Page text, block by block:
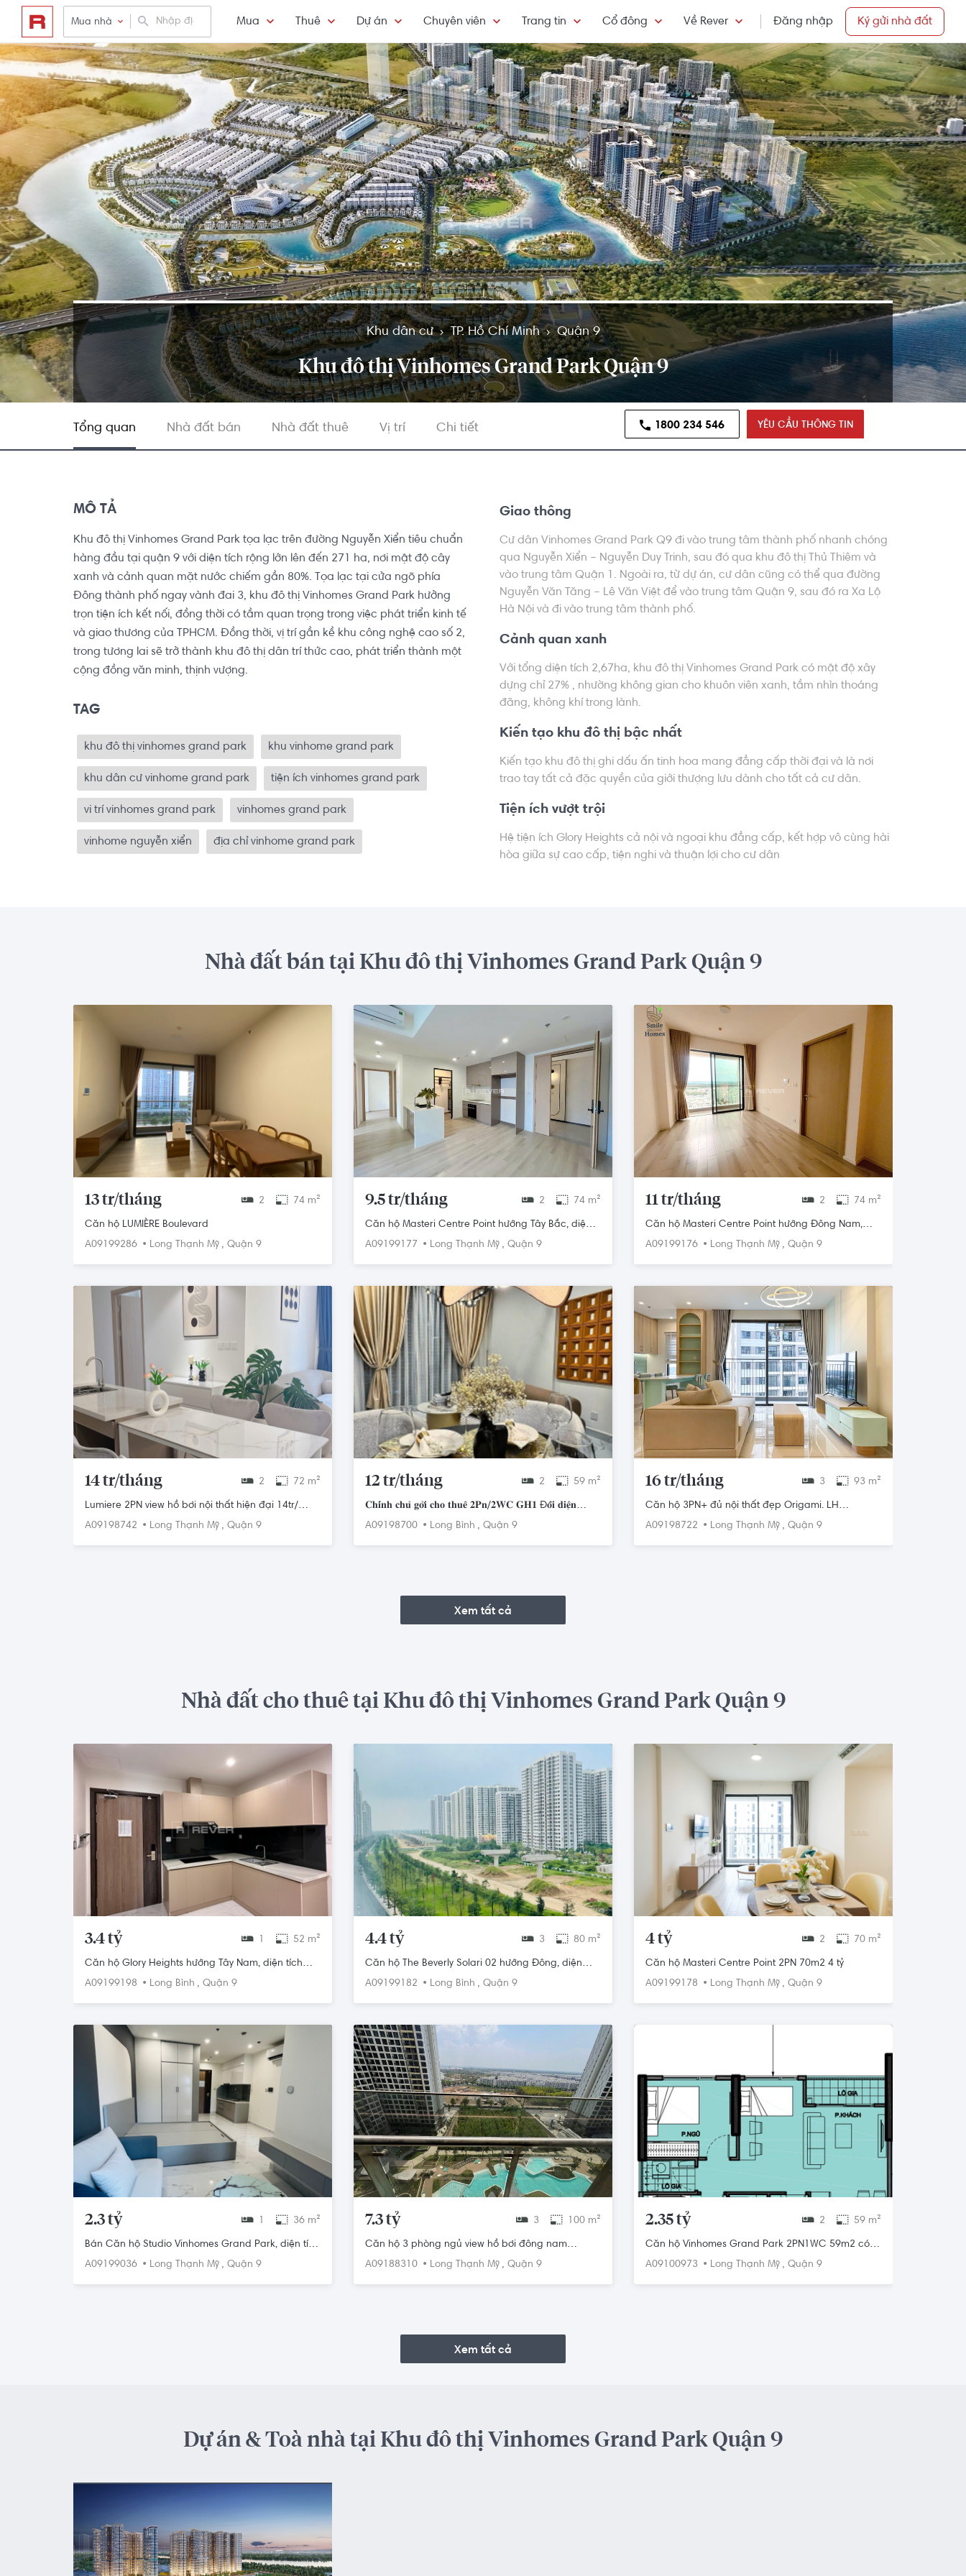
Mua nhà Mua Thuê Dự án Chuyên viên Trang tin Cổ đông Về Rever Đăng nhập Ký gửi nhà đất
Khu dân cư TP. Hồ Chí Minh Quận 9
Khu đô thị Vinhomes Grand Park Quận 9
Tổng quan Nhà đất bán Nhà đất thuê Vị trí Chi tiết YÊU CẦU THÔNG TIN
1800 234 546
MÔ TẢ
Khu đô thị Vinhomes Grand Park tọa lạc trên đường Nguyễn Xiển tiêu chuẩn
hàng đầu tại quận 9 với diện tích rộng lớn lên đến 271 ha, nơi mật độ cây
xanh và cảnh quan mặt nước chiếm gần 80%. Tọa lạc tại cửa ngõ phía
Đông thành phố ngay vành đai 3, khu đô thị Vinhomes Grand Park hưởng
trọn tiện ích kết nối, đồng thời có tầm quan trọng trong việc phát triển kinh tế
và giao thương của TPHCM. Đồng thời, vị trí gần kề khu công nghệ cao số 2,
trong tương lai sẽ trở thành khu đô thị dân trí thức cao, phát triển thành một
cộng đồng văn minh, thịnh vượng.
TAG
khu đô thị vinhomes grand park khu vinhome grand park
khu dân cư vinhome grand park tiện ích vinhomes grand park
vi trí vinhomes grand park vinhomes grand park
vinhome nguyễn xiển địa chỉ vinhome grand park
Giao thông
Cư dân Vinhomes Grand Park Q9 đi vào trung tâm thành phố nhanh chóng
qua Nguyễn Xiển – Nguyễn Duy Trinh, sau đó qua khu đô thị Thủ Thiêm và
vào trung tâm Quận 1. Ngoài ra, từ dự án, cư dân cũng có thể qua đường
Nguyễn Văn Tăng – Lê Văn Việt để vào trung tâm Quận 9, sau đó ra Xa Lộ
Hà Nội và đi vào trung tâm thành phố.
Cảnh quan xanh
Với tổng diện tích 2,67ha, khu đô thị Vinhomes Grand Park có mật độ xây
dựng chỉ 27% , nhường không gian cho khuôn viên xanh, tầm nhìn thoáng
đãng, không khí trong lành.
Kiến tạo khu đô thị bậc nhất
Kiến tạo khu đô thị ghi dấu ấn tinh hoa mang đẳng cấp thời đại và là nơi
trao tay tất cả đặc quyền của giới thượng lưu dành cho tất cả cư dân.
Tiện ích vượt trội
Hệ tiện ích Glory Heights cả nội và ngoại khu đẳng cấp, kết hợp vô cùng hài
hòa giữa sự cao cấp, tiện nghi và thuận lợi cho cư dân
Nhà đất bán tại Khu đô thị Vinhomes Grand Park Quận 9
Căn hộ LUMIÈRE Boulevard
A09199286 • Long Thạnh Mỹ , Quận 9
2 74 m²
13 tr/tháng
Căn hộ Masteri Centre Point hướng Tây Bắc, diện
tích 74m²
A09199177 • Long Thạnh Mỹ , Quận 9
2 74 m²
9.5 tr/tháng
Căn hộ Masteri Centre Point hướng Đông Nam,
diện tích 74m²
A09199176 • Long Thạnh Mỹ , Quận 9
2 74 m²
11 tr/tháng
Lumiere 2PN view hồ bơi nội thất hiện đại 14tr/
tháng. ☎️ 0768892255 Hoàng Hằng (Zalo/Hotline)
A09198742 • Long Thạnh Mỹ , Quận 9
2 72 m²
14 tr/tháng
𝐂𝐡𝐢́𝐧𝐡 𝐜𝐡𝐮̉ 𝐠𝐨̛̉𝐢 𝐜𝐡𝐨 𝐭𝐡𝐮𝐞̂ 𝟐𝐏𝐧/𝟐𝐖𝐂 𝐆𝐇𝟏 Đ𝐨̂́𝐢 𝐝𝐢𝐞̣̂𝐧
𝐕𝐢𝐧𝐜𝐨𝐦. LH 0768892255
A09198700 • Long Bình , Quận 9
2 59 m²
12 tr/tháng
Căn hộ 3PN+ đủ nội thất đẹp Origami. LH
0768892255
A09198722 • Long Thạnh Mỹ , Quận 9
3 93 m²
16 tr/tháng
Xem tất cả
Nhà đất cho thuê tại Khu đô thị Vinhomes Grand Park Quận 9
Căn hộ Glory Heights hướng Tây Nam, diện tích
52m²
A09199198 • Long Bình , Quận 9
1 52 m²
3.4 tỷ
Căn hộ The Beverly Solari 02 hướng Đông, diện
tích 80 m²
A09199182 • Long Bình , Quận 9
3 80 m²
4.4 tỷ
Căn hộ Masteri Centre Point 2PN 70m2 4 tỷ
A09199178
• Long Thạnh Mỹ , Quận 9
2 70 m²
4 tỷ
Bán Căn hộ Studio Vinhomes Grand Park, diện tích
36 m², view hồ bơi công viên đẹp
A09199036 • Long Thạnh Mỹ , Quận 9
1 36 m²
2.3 tỷ
Căn hộ 3 phòng ngủ view hồ bơi đông nam
Masteri Centre Point. Gọi ngay 0768892255
A09188310 • Long Thạnh Mỹ , Quận 9
3 100 m²
7.3 tỷ
Căn hộ Vinhomes Grand Park 2PN1WC 59m2 có
sổ hồng. Gọi ngay 0768892255
A09100973 • Long Thạnh Mỹ , Quận 9
2 59 m²
2.35 tỷ
Xem tất cả
Dự án & Toà nhà tại Khu đô thị Vinhomes Grand Park Quận 9